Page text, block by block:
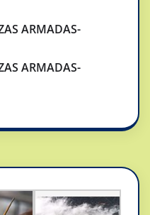
ARMADAS-
ARMADAS-